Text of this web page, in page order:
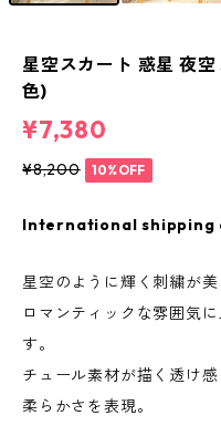
星空スカート 惑星 夜
色)
¥7,380
¥8,200 10%OFF
International shipping
星空のように輝く刺繍が美
ロマンティックな雰囲気
す。
チュール素材が描く透け
柔らかさを表現。